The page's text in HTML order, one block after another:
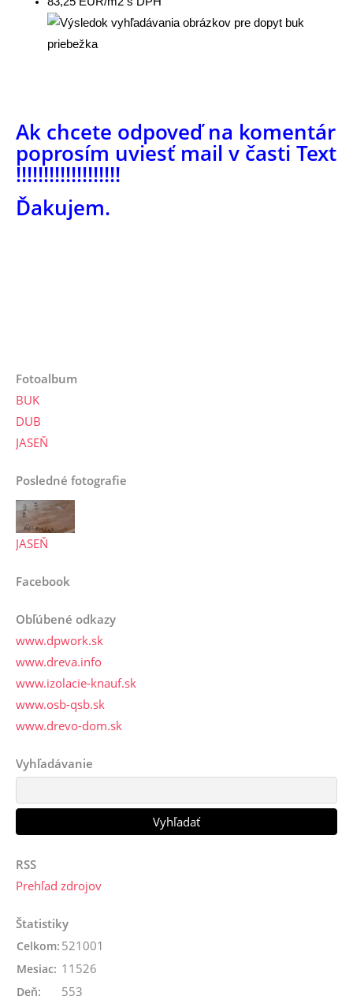
Ak chcete odpoveď na komentár
poprosím uviesť mail v časti Text
!!!!!!!!!!!!!!!!!!!
Ďakujem.
Fotoalbum
BUK
DUB
JASEŇ
Posledné fotografie
JASEŇ
Facebook
Obľúbené odkazy
www.dpwork.sk
www.dreva.info
www.izolacie-knauf.sk
www.osb-qsb.sk
www.drevo-dom.sk
Vyhľadávanie
RSS
Prehľad zdrojov
Štatistiky
Celkom: 521001
Mesiac: 11526
Deň: 553